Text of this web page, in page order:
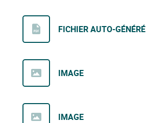
FICHIER AUTO-GÉNÉRÉ
IMAGE
IMAGE